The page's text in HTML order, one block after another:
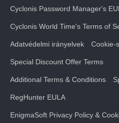
Cyclonis Password Manager's
Cyclonis World Time's Terms of
Adatvédelmi irányelvek Cookie-
Special Discount Offer Terms
Additional Terms & Conditions
RegHunter EULA
EnigmaSoft Privacy Policy &